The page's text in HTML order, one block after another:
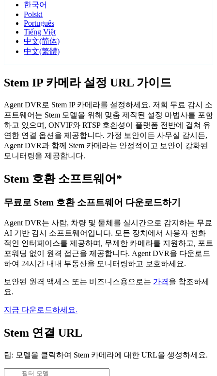
한국어
Polski
Português
Tiếng Việt
中文(简体)
中文(繁體)
Stem IP 카메라 설정 URL 가이드
Agent DVR로 Stem IP 카메라를 설정하세요. 저희 무료 감시 소
프트웨어는 Stem 모델을 위해 맞춤 제작된 설정 마법사를 포함
하고 있으며, ONVIF와 RTSP 호환성이 플랫폼 전반에 걸쳐 유
연한 연결 옵션을 제공합니다. 가정 보안이든 사무실 감시든,
Agent DVR과 함께 Stem 카메라는 안정적이고 보안이 강화된
모니터링을 제공합니다.
Stem 호환 소프트웨어*
무료로 Stem 호환 소프트웨어 다운로드하기
Agent DVR는 사람, 차량 및 물체를 실시간으로 감지하는 무료
AI 기반 감시 소프트웨어입니다. 모든 장치에서 사용자 친화
적인 인터페이스를 제공하며, 무제한 카메라를 지원하고, 포트
포워딩 없이 원격 접근을 제공합니다. Agent DVR을 다운로드
하여 24시간 내내 부동산을 모니터링하고 보호하세요.
보안된 원격 액세스 또는 비즈니스용으로는 가격을 참조하세
요.
지금 다운로드하세요.
Stem 연결 URL
팁: 모델을 클릭하여 Stem 카메라에 대한 URL을 생성하세요.